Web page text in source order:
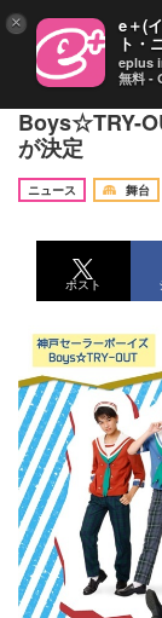
神戸セーラ
Boys☆TRY-
が決定
ニュース
舞台
ポスト
× e＋(
ト・
eplus
無料 -